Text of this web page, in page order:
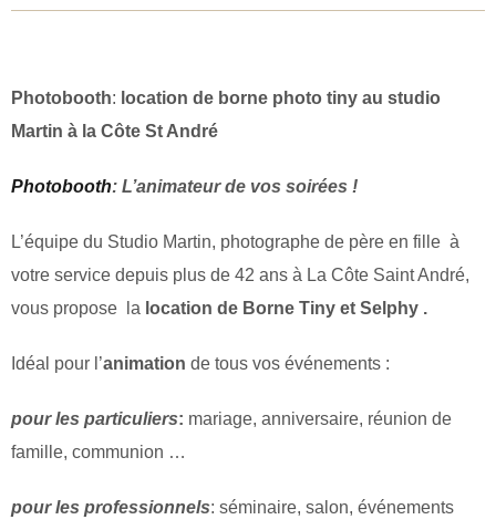
Photobooth: location de borne photo tiny au studio
Martin à la Côte St André
Photobooth: L’animateur de vos soirées !
L’équipe du Studio Martin, photographe de père en fille à
votre service depuis plus de 42 ans à La Côte Saint André,
vous propose la location de Borne Tiny et Selphy .
Idéal pour l’animation de tous vos événements :
pour les particuliers: mariage, anniversaire, réunion de
famille, communion …
pour les professionnels: séminaire, salon, événements